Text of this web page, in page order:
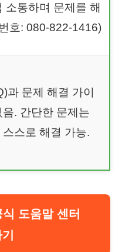
소통하며 문제를 해
호: 080-822-1416)
과 문제 해결 가이
. 간단한 문제는
스로 해결 가능.
도움말 센터